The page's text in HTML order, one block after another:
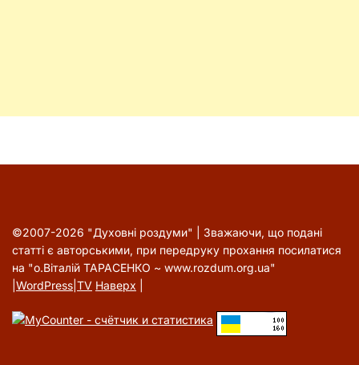
©2007-2026 "Духовні роздуми" | Зважаючи, що подані
статті є авторськими, при передруку прохання посилатися
на "о.Віталій ТАРАСЕНКО ~ www.rozdum.org.ua"
WordPress TV Наверх